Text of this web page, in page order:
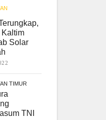
Solar
TIMUR
TNI